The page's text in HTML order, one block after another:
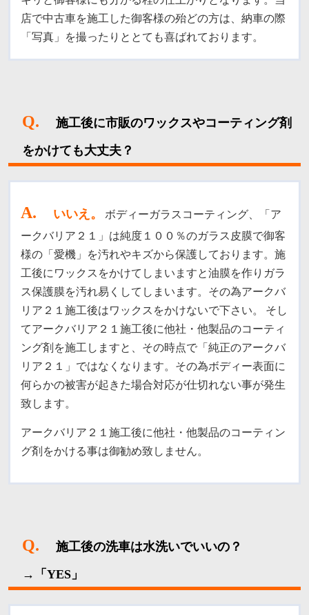
店で中古車を施工した御客様の殆どの方は、納車の際
「写真」を撮ったりととても喜ばれております。
Q.
施工後に市販のワックスやコーティング剤
をかけても大丈夫？
A. いいえ。
ボディーガラスコーティング、「ア
ークバリア２１」は純度１００％のガラス皮膜で御客
様の「愛機」を汚れやキズから保護しております。 施
工後にワックスをかけてしまいますと油膜を作りガラ
ス保護膜を汚れ易くしてしまいます。その為アークバ
リア２１施工後はワックスをかけないで下さい。
そし
てアークバリア２１施工後に他社・他製品のコーティ
ング剤を施工しますと、その時点で「純正のアークバ
リア２１」ではなくなります。その為ボディー表面に
何らかの被害が起きた場合対応が仕切れない事が発生
致します。
アークバリア２１施工後に他社・他製品のコーティン
グ剤をかける事は御勧め致しません。
Q.
施工後の洗車は水洗いでいいの？
→「YES」